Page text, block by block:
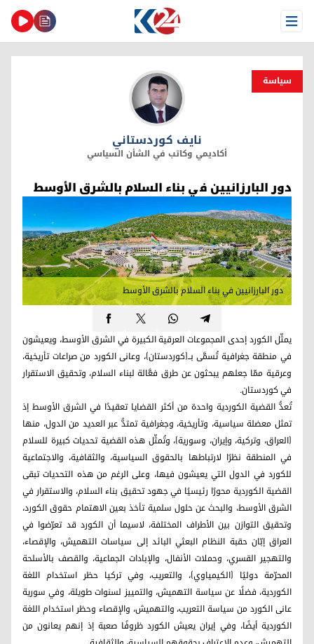
Open Menu
سیاسة
نايف كوردستاني
نايف كوردستاني
أكاديمي وكاتب في الشأن السياسي
دور البارزانيين في بناء السلام بالشرق الأوسط
دور البارزانيين في بناء السلام بالشرق الأوسط
يمثّل الكورد إحدى المجموعات العرقية الكبيرة في الشرق الأوسط، ويعيشون
في منطقة جغرافية تُسمَّى بــ(كوردستان)، وعانى الكورد من صراعات تأريخية،
وعرقية ممّا جعلهم يبحثون عن طرق فعَّالة لبناء السلام، وتحقيق الاستقرار
في كوردستان.
تُعدُّ القضية الكوردية واحدة من أكثر القضايا تعقيدًا في الشرق الأوسط إذ
تمثل معضلة سياسية، وتأريخية، وجغرافية تمتدُّ عبر العديد من الدول، منها
(العراق، وتركية، وإيران، وسورية)، وتُمثّل هذه القضية تحديات كبيرة للسلام
في المنطقة نظرًا لارتباطها بالحقوق السياسية، والثقافية، والاجتماعية
للكورد في الدول التي يعيشون فيها، وعلى الرغم من هذه التحديات تبقى
القضية الكوردية محورًا رئيسيًا في جهود تحقيق بناء السلام، والاستقرار في
الشرق الأوسط، والبحث عن حلول سلمية تأخذ بعين الاهتمام حقوق الكورد،
وتحقيق التوازن بين الأطراف المختلفة، لاسيما أن الكورد قد تعرّضوا في
العراق إبّان حقبة النظام البعثي البائد إلى سياسات التهميش، والإقصاء،
والتهجير القسري، وحملات الأنفال، والإبادات الجماعية، والقصف بالأسلحة
المحرّمة دوليًا (الكيمياوي)، والتعريب، وفي تركيا حظر استخدام اللغة
الكوردية، فضلًا عن سياسة التهميش، والتمييز لسنوات طويلة، وفي سورية
عانى الكورد من سياسة التعريب، والتهميش، والإقصاء وحظر استخدام اللغة
الكوردية أيضًا، وفي إيران يعيش الكورد ظروفًا صعبة إذ إنهم يعانون من